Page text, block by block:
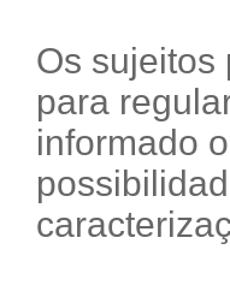
Os sujeitos
para
informado